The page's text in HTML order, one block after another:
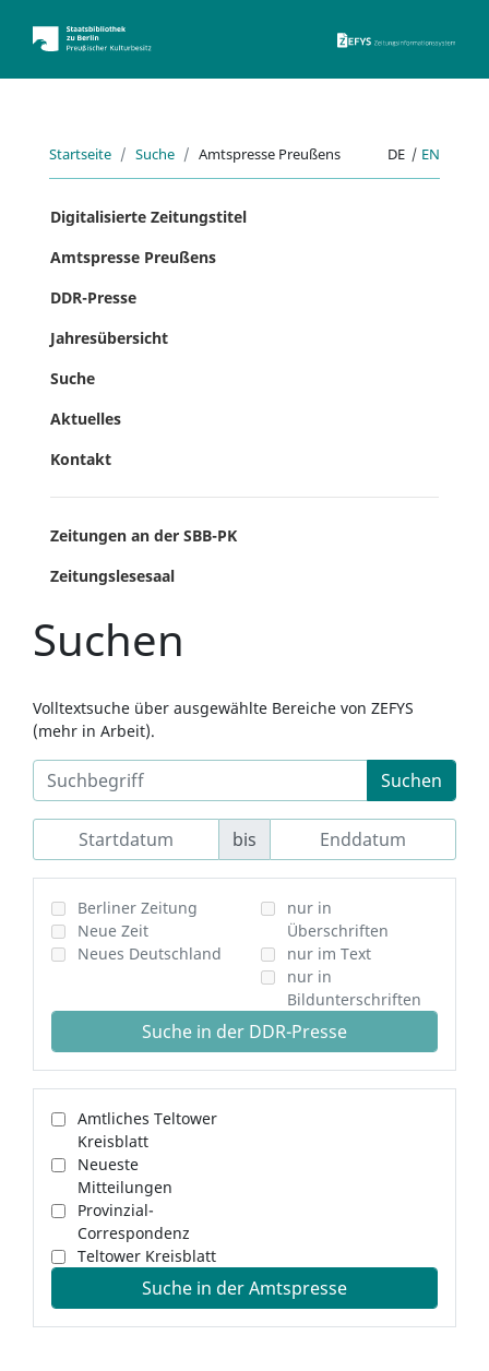
Startseite Suche Amtspresse Preußens DE | EN
Digitalisierte Zeitungstitel
Amtspresse Preußens
DDR-Presse
Jahresübersicht
Suche
Aktuelles
Kontakt
Zeitungen an der SBB-PK
Zeitungslesesaal
Suchen
Volltextsuche über ausgewählte Bereiche von ZEFYS
(mehr in Arbeit).
Suchen
bis
Berliner Zeitung
Neue Zeit
Neues Deutschland
nur in
Überschriften
nur im Text
nur in
Bildunterschriften
Suche in der DDR-Presse
Amtliches Teltower
Kreisblatt
Neueste
Mitteilungen
Provinzial-
Correspondenz
Teltower Kreisblatt
Suche in der Amtspresse